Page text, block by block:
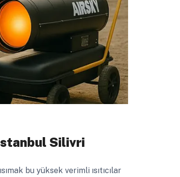
Silivri
ısımak bu yüksek verimli ısıtıcılar